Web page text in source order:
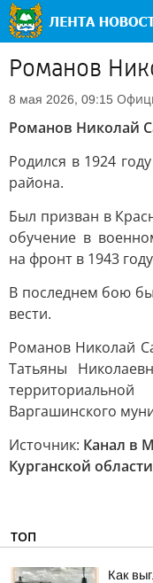
Романов
8 мая 2026, 09:15
Романов Николай
Родился в 1924
района.
Был призван в
обучение в
на фронт в 1943
В последнем бою
вести.
Романов Николай
Татьяны
Варгашинского
Источник: Канал в
Курганской
ТОП
Как